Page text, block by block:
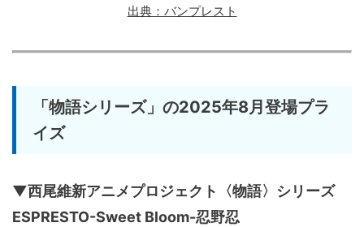
出典：バンプレスト
「物語シリーズ」の2025年8月登場プラ
イズ
▼西尾維新アニメプロジェクト〈物語〉シリーズ
ESPRESTO-Sweet Bloom-忍野忍